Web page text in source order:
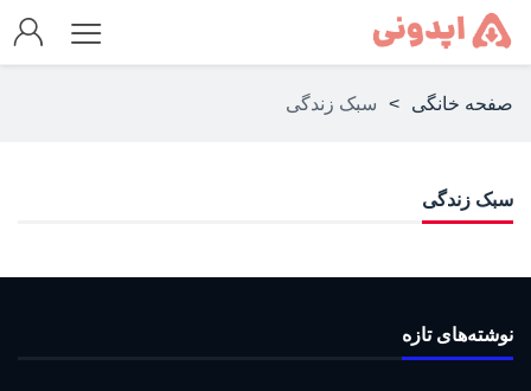
صفحه خانگی > سبک زندگی
سبک زندگی
نوشته‌های تازه